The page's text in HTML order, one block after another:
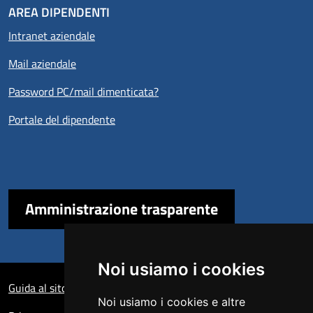
Noi usiamo i cookies
Noi usiamo i cookies e altre
AREA DIPENDENTI
Intranet aziendale
Mail aziendale
Password PC/mail dimenticata?
Portale del dipendente
Amministrazione trasparente
Guida al sito